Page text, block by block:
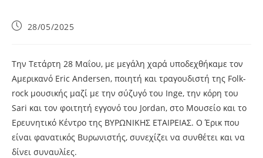
28/05/2025
Την Τετάρτη 28 Μαΐου, με μεγάλη χαρά υποδεχθήκαμε τον
Αμερικανό Eric Andersen, ποιητή και τραγουδιστή της Folk-
rock μουσικής μαζί με την σύζυγό του Inge, την κόρη του
Sari και τον φοιτητή εγγονό του Jordan, στο Μουσείο και το
Ερευνητικό Κέντρο της ΒΥΡΩΝΙΚΗΣ ΕΤΑΙΡΕΙΑΣ. Ο Έρικ που
είναι φανατικός Βυρωνιστής, συνεχίζει να συνθέτει και να
δίνει συναυλίες.